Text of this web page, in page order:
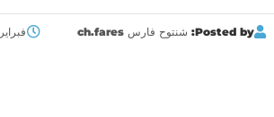
فبراير 16, 2024 Posted by: شنتوح فارس ch.fares